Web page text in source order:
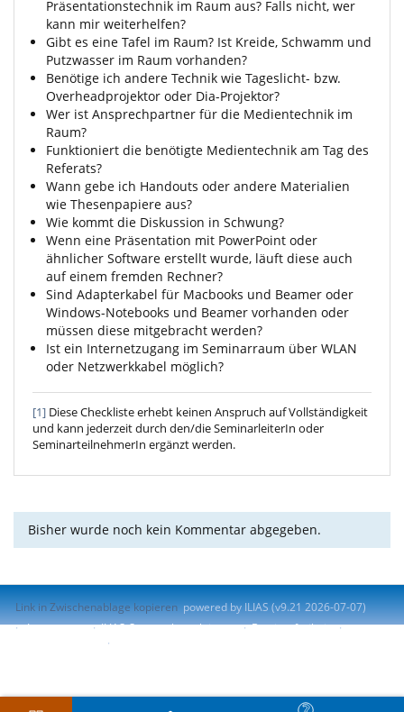
Präsentationstechnik im Raum aus? Falls nicht, wer
kann mir weiterhelfen?
Gibt es eine Tafel im Raum? Ist Kreide, Schwamm und
Putzwasser im Raum vorhanden?
Benötige ich andere Technik wie Tageslicht- bzw.
Overheadprojektor oder Dia-Projektor?
Wer ist Ansprechpartner für die Medientechnik im
Raum?
Funktioniert die benötigte Medientechnik am Tag des
Referats?
Wann gebe ich Handouts oder andere Materialien
wie Thesenpapiere aus?
Wie kommt die Diskussion in Schwung?
Wenn eine Präsentation mit PowerPoint oder
ähnlicher Software erstellt wurde, läuft diese auch
auf einem fremden Rechner?
Sind Adapterkabel für Macbooks und Beamer oder
Windows-Notebooks und Beamer vorhanden oder
müssen diese mitgebracht werden?
Ist ein Internetzugang im Seminarraum über WLAN
oder Netzwerkkabel möglich?
[1] Diese Checkliste erhebt keinen Anspruch auf Vollständigkeit
und kann jederzeit durch den/die SeminarleiterIn oder
SeminarteilnehmerIn ergänzt werden.
Bisher wurde noch kein Kommentar abgegeben.
Link in Zwischenablage kopieren powered by ILIAS (v9.21 2026-07-07)
Impressum
ILIAS-Support kontaktieren
Barrierefreiheit